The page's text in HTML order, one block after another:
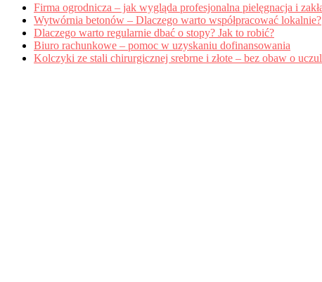
Firma ogrodnicza – jak wygląda profesjonalna pielęgnacja i
Wytwórnia betonów – Dlaczego warto współpracować lokalnie?
Dlaczego warto regularnie dbać o stopy? Jak to robić?
Biuro rachunkowe – pomoc w uzyskaniu dofinansowania
Kolczyki ze stali chirurgicznej srebrne i złote – bez obaw o